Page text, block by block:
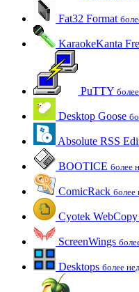
Fat32 Format
KaraokeKanta
PuTTY
Desktop Goose
Absolute RSS
BOOTICE более
ComicRack более
Cyotek WebCopy
ScreenWings
Desktops более